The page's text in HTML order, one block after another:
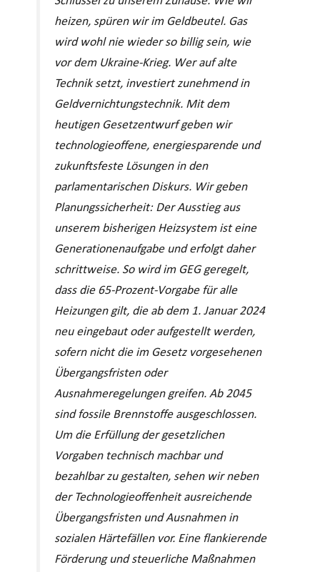
heizen, spüren wir im Geldbeutel. Gas
wird wohl nie wieder so billig sein, wie
vor dem Ukraine-Krieg. Wer auf alte
Technik setzt, investiert zunehmend in
Geldvernichtungstechnik. Mit dem
heutigen Gesetzentwurf geben wir
technologieoffene, energiesparende und
zukunftsfeste Lösungen in den
parlamentarischen Diskurs. Wir geben
Planungssicherheit: Der Ausstieg aus
unserem bisherigen Heizsystem ist eine
Generationenaufgabe und erfolgt daher
schrittweise. So wird im GEG geregelt,
dass die 65-Prozent-Vorgabe für alle
Heizungen gilt, die ab dem 1. Januar 2024
neu eingebaut oder aufgestellt werden,
sofern nicht die im Gesetz vorgesehenen
Übergangsfristen oder
Ausnahmeregelungen greifen. Ab 2045
sind fossile Brennstoffe ausgeschlossen.
Um die Erfüllung der gesetzlichen
Vorgaben technisch machbar und
bezahlbar zu gestalten, sehen wir neben
der Technologieoffenheit ausreichende
Übergangsfristen und Ausnahmen in
sozialen Härtefällen vor. Eine flankierende
Förderung und steuerliche Maßnahmen